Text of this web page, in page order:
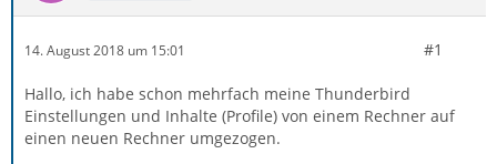
14. August 2018 um 15:01 #1
Hallo, ich habe schon mehrfach meine Thunderbird
Einstellungen und Inhalte (Profile) von einem Rechner auf
einen neuen Rechner umgezogen.